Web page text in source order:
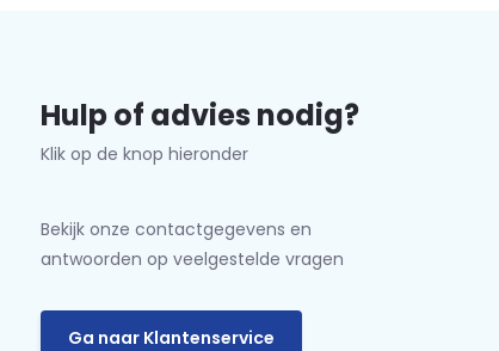
Hulp of advies nodig?
Klik op de knop hieronder
Bekijk onze contactgegevens en
antwoorden op veelgestelde vragen
Ga naar Klantenservice